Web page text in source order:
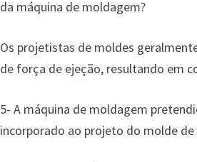
da máquina de moldagem?
Os projetistas de moldes
de força de ejeção, resultando em
5- A máquina de moldagem
incorporado ao projeto do molde de